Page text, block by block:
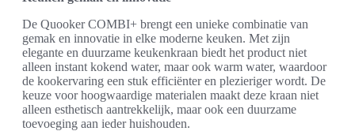
De Quooker COMBI+ brengt een unieke combinatie van
gemak en innovatie in elke moderne keuken. Met zijn
elegante en duurzame keukenkraan biedt het product niet
alleen instant kokend water, maar ook warm water, waardoor
de kookervaring een stuk efficiënter en plezieriger wordt. De
keuze voor hoogwaardige materialen maakt deze kraan niet
alleen esthetisch aantrekkelijk, maar ook een duurzame
toevoeging aan ieder huishouden.